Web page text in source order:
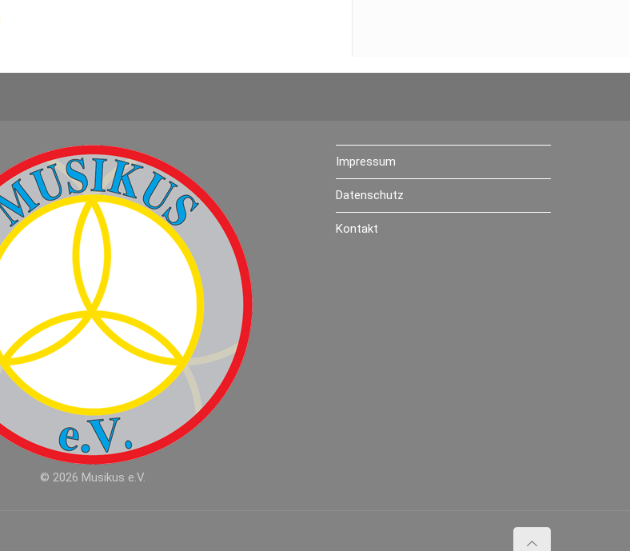
© 2026 Musikus e.V.
Impressum
Datenschutz
Kontakt